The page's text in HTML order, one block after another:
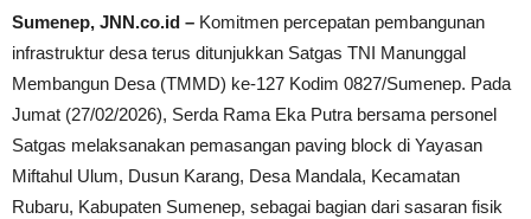
Sumenep, JNN.co.id – Komitmen percepatan pembangunan
infrastruktur desa terus ditunjukkan Satgas TNI Manunggal
Membangun Desa (TMMD) ke-127 Kodim 0827/Sumenep. Pada
Jumat (27/02/2026), Serda Rama Eka Putra bersama personel
Satgas melaksanakan pemasangan paving block di Yayasan
Miftahul Ulum, Dusun Karang, Desa Mandala, Kecamatan
Rubaru, Kabupaten Sumenep, sebagai bagian dari sasaran fisik